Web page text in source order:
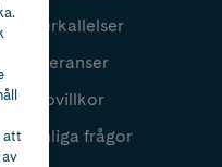
Återkallelser
Leveranser
Köpvillkor
Vanliga frågor
att